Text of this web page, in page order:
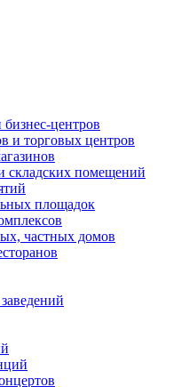
центров
и торговых центров
складских помещений
площадок
частных домов